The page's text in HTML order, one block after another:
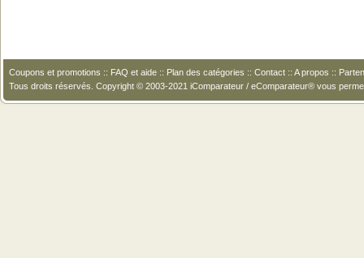
Coupons et promotions :: FAQ et aide :: Plan des catégories :: Contact :: A propos ::
Tous droits réservés. Copyright © 2003-2021 iComparateur / eComparateur® vous